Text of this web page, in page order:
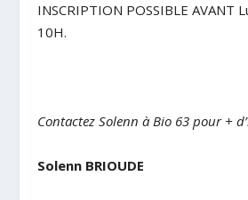
INSCRIPTION POSSIBLE AVANT
10H.
Contactez Solenn à Bio 63 pour +
Solenn BRIOUDE